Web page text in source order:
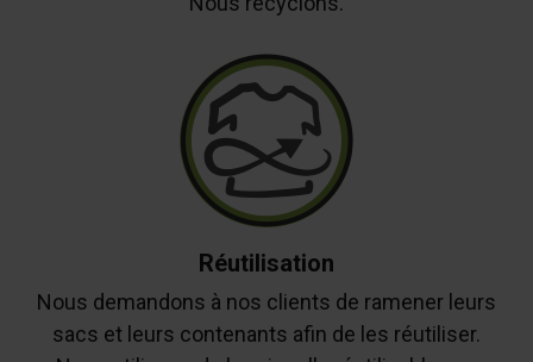
Réutilisation
Nous demandons à nos clients de ramener leurs
sacs et leurs contenants afin de les réutiliser.